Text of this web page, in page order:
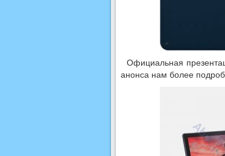
Официальная
анонса нам более